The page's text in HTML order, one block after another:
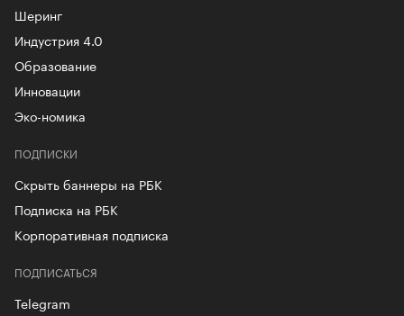
Шеринг
Индустрия 4.0
Образование
Инновации
Эко-номика
ПОДПИСКИ
Скрыть баннеры на РБК
Подписка на РБК
Корпоративная подписка
ПОДПИСАТЬСЯ
Telegram